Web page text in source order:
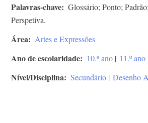
Palavras-chave
Glossário; Ponto;
Perspetiva.
Área Artes e Expressões
Ano de escolaridade 10.º ano | 11.º ano
Nível/Disciplina Secundário | Desenho A